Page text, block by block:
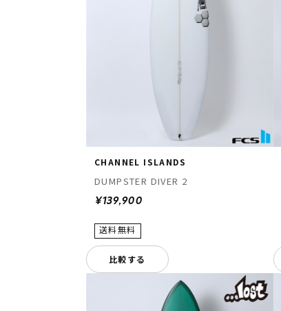
CHANNEL ISLANDS
DUMPSTER DIVER 2
¥139,900
比較する